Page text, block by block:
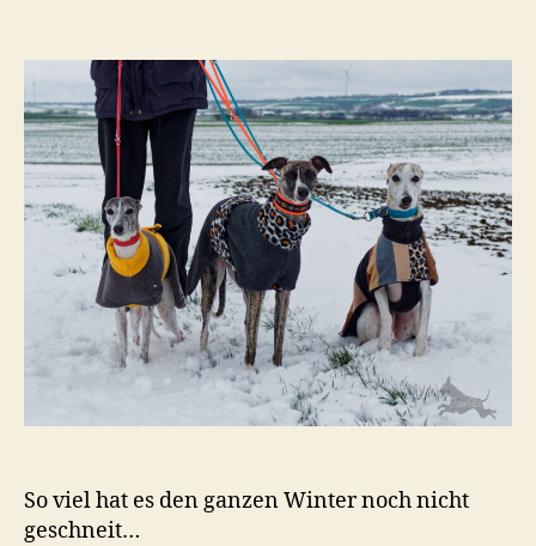
So viel hat es den ganzen Winter noch nicht
geschneit…